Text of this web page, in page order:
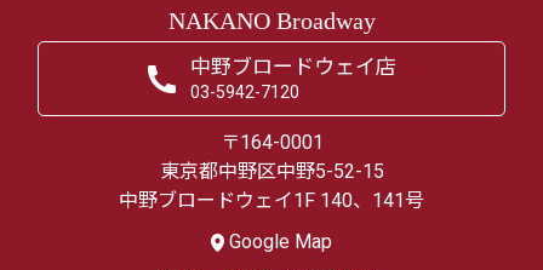
NAKANO Broadway
中野ブロードウェイ店
03-5942-7120
〒164-0001
東京都中野区中野5-52-15
中野ブロードウェイ1F 140、141号
Google Map